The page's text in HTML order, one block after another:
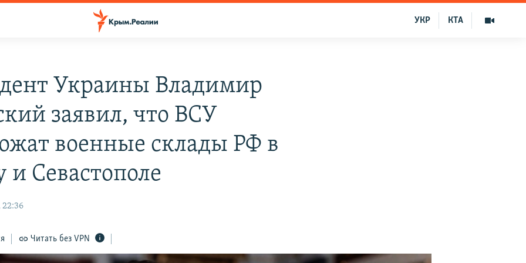
КТА
УКР
Украины Владимир
заявил, что ВСУ
военные склады РФ в
Севастополе
22:36
Читать без VPN